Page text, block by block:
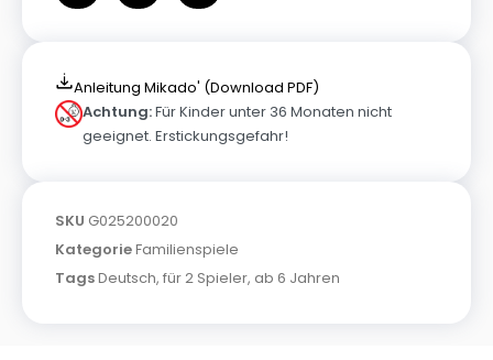
Anleitung Mikado' (Download PDF)
Achtung:Für Kinder unter 36 Monaten nicht
geeignet. Erstickungsgefahr!
SKU G025200020
KategorieFamilienspiele
TagsDeutsch, für 2 Spieler, ab 6 Jahren